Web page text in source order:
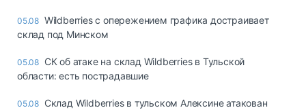
05.08 Wildberries с опережением графика достраивает
склад под Минском
05.08 СК об атаке на склад Wildberries в Тульской
области: есть пострадавшие
05.08 Склад Wildberries в тульском Алексине атакован